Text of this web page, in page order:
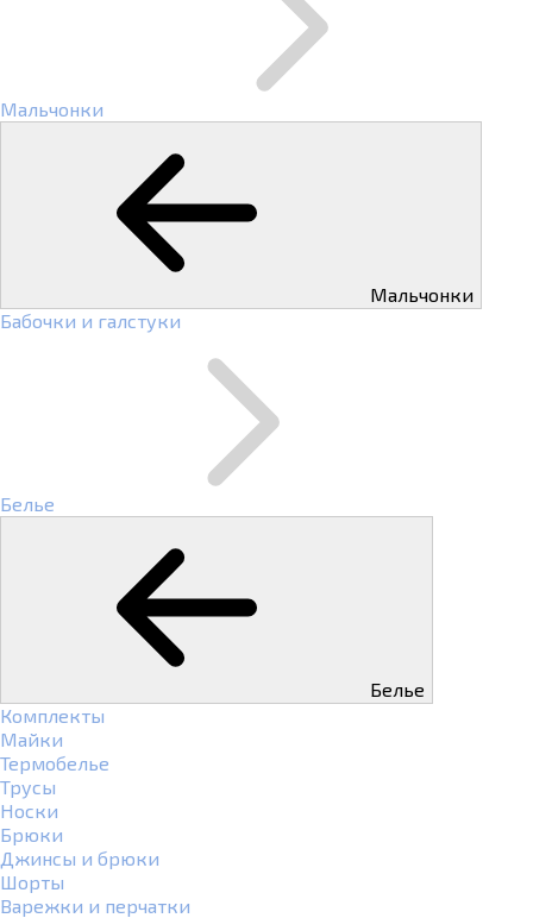
Мальчонки
Мальчонки
Бабочки и галстуки
Белье
Белье
Комплекты
Майки
Термобелье
Трусы
Носки
Брюки
Джинсы и брюки
Шорты
Варежки и перчатки